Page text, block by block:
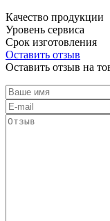
Качество продукции
Уровень сервиса
Срок изготовления
Оставить отзыв
Оставить отзыв на